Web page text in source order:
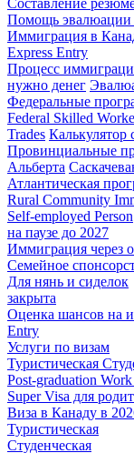
Помощь эвалюации
Иммиграция в
Express Entry
Процесс
нужно денег
Федеральные
Federal Skilled
Trades Калькулятор
Провинциальные
Альберта
Атлантическая
Rural Community
Self-employed Person
на паузе до 2027
Иммиграция через
Семейное
Для нянь и сиделок
закрыта
Оценка шансов на
Entry
Услуги по визам
Туристическая
Post-graduation
Super Visa для
Виза в Канаду в
Туристическая
Студенческая